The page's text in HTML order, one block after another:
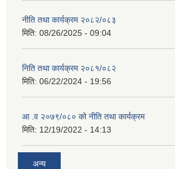
नीति तथा कार्यक्रम २०८२/०८३
मिति: 08/26/2025 - 09:04
निति तथा कार्यक्रम २०८१/०८२
मिति: 06/22/2024 - 19:56
आ .व २०७९/०८० को नीति तथा कार्यक्रम
मिति: 12/19/2022 - 14:13
अन्य